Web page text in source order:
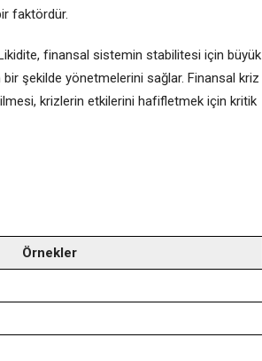
faktördür.
finansal sistemin stabilitesi için büyük
şekilde yönetmelerini sağlar. Finansal kriz
krizlerin etkilerini hafifletmek için kritik
Örnekler